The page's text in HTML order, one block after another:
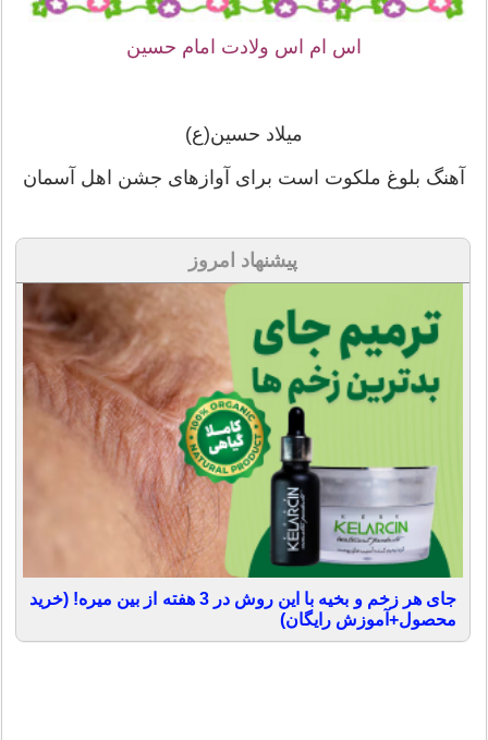
اس ام اس ولادت امام حسین
میلاد حسین(ع)
آهنگ بلوغ ملکوت است برای آوازهای جشن اهل آسمان
پیشنهاد امروز
جای هر زخم و بخیه با این روش در 3 هفته از بین میره! (خرید
محصول+آموزش رایگان)